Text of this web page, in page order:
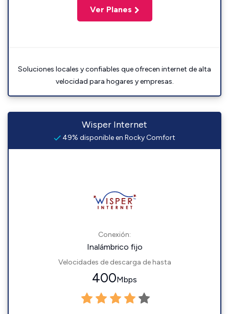
Ver Planes
Soluciones locales y confiables que ofrecen internet de alta
velocidad para hogares y empresas.
Wisper Internet
49% disponible en Rocky Comfort
Conexión:
Inalámbrico fijo
Velocidades de descarga de hasta
400Mbps